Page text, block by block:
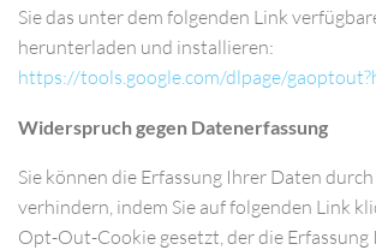
Sie das unter dem folgenden Link
herunterladen und installieren:
https://tools.google.com/dlpage/
Widerspruch gegen Datenerfassung
Sie können die Erfassung Ihrer Daten
verhindern, indem Sie auf folgenden Link
Opt-Out-Cookie gesetzt, der die Erfassung